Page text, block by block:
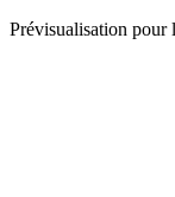
Prévisualisation pour